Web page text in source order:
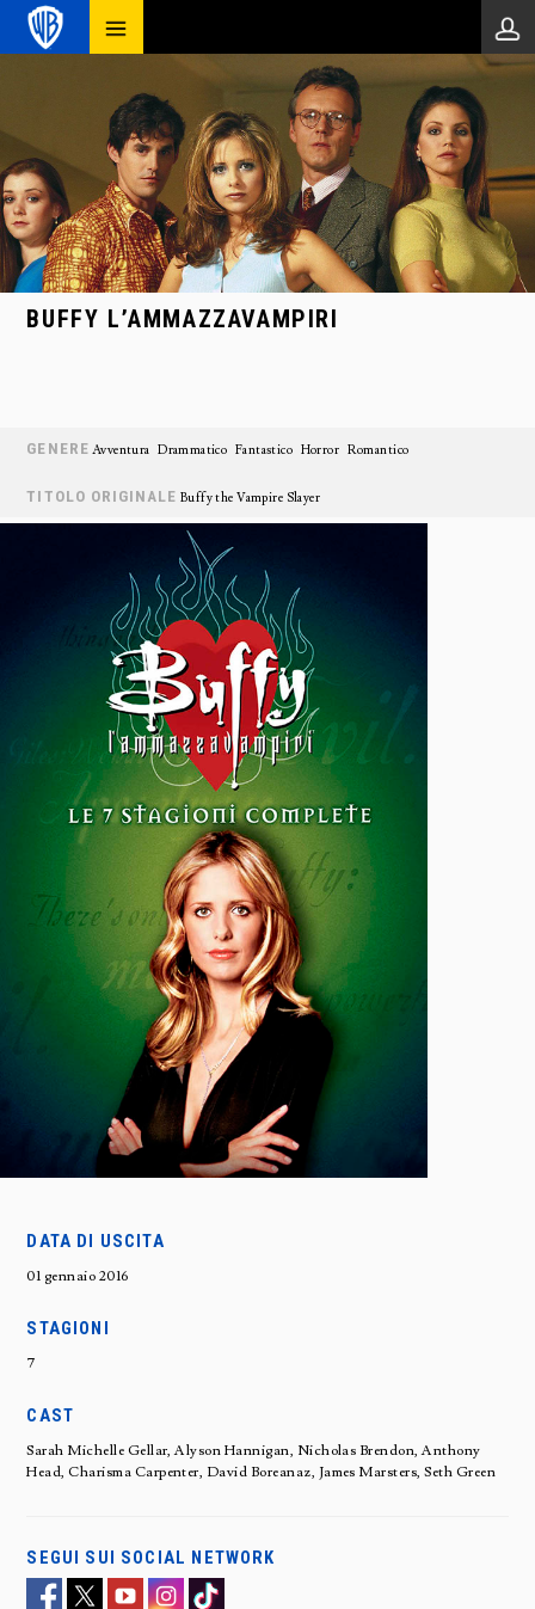
BUFFY L’AMMAZZAVAMPIRI
GENERE Avventura Drammatico Fantastico Horror Romantico
TITOLO ORIGINALE Buffy the Vampire Slayer
DATA DI USCITA
01 gennaio 2016
STAGIONI
7
CAST
Sarah Michelle Gellar, Alyson Hannigan, Nicholas Brendon, Anthony
Head, Charisma Carpenter, David Boreanaz, James Marsters, Seth Green
SEGUI SUI SOCIAL NETWORK